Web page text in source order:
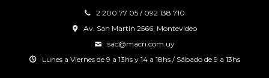
2 200 77 05 / 092 138 710
Av. San Martin 2566, Montevideo
sac@macri.com.uy
Lunes a Viernes de 9 a 13hs y 14 a 18hs / Sábado de 9 a 13hs